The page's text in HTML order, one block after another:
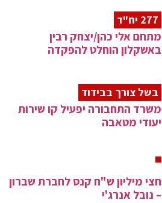
277 יח"ד
מתחם אלי כהן/יצחק רבין
באשקלון הוחלט להפקדה
בשל צורך בבידוד
משרד התחבורה יפעיל קו שירות
יעודי מטאבה
חצי מיליון ש"ח קנס לחברת שברון
– נובל אנרג'י